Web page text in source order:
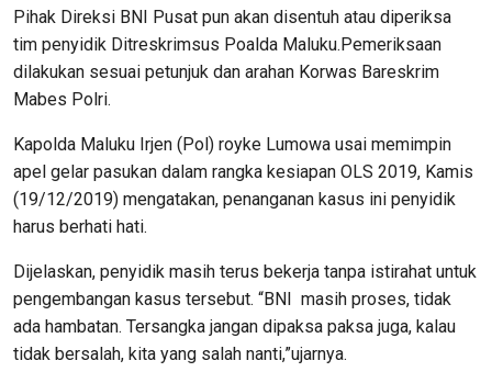
Pihak Direksi BNI Pusat pun akan disentuh atau diperiksa
tim penyidik Ditreskrimsus Poalda Maluku.Pemeriksaan
dilakukan sesuai petunjuk dan arahan Korwas Bareskrim
Mabes Polri.
Kapolda Maluku Irjen (Pol) royke Lumowa usai memimpin
apel gelar pasukan dalam rangka kesiapan OLS 2019, Kamis
(19/12/2019) mengatakan, penanganan kasus ini penyidik
harus berhati hati.
Dijelaskan, penyidik masih terus bekerja tanpa istirahat untuk
pengembangan kasus tersebut. “BNI masih proses, tidak
ada hambatan. Tersangka jangan dipaksa paksa juga, kalau
tidak bersalah, kita yang salah nanti,”ujarnya.